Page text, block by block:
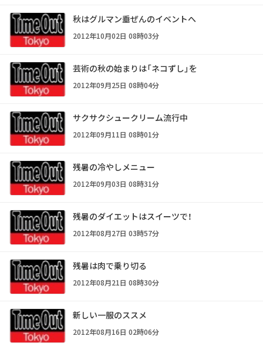
秋はグルマン垂ぜんのイベントへ
2012年10月02日 08時03分
芸術の秋の始まりは「ネコずし」を
2012年09月25日 08時04分
サクサクシュークリーム流行中
2012年09月11日 08時01分
残暑の冷やしメニュー
2012年09月03日 08時31分
残暑のダイエットはスイーツで！
2012年08月27日 03時57分
残暑は肉で乗り切る
2012年08月21日 08時30分
新しい一服のススメ
2012年08月16日 02時06分